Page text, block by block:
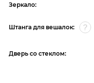
Зеркало:
Штанга для вешалок:
Дверь со стеклом: